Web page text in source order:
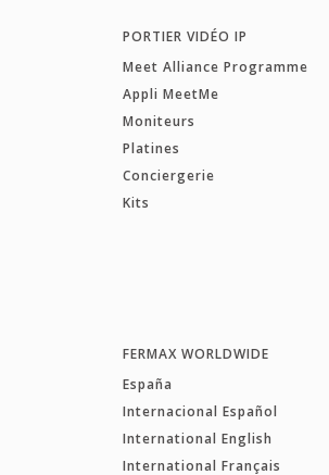
PORTIER VIDÉO IP
Meet Alliance Programme
Appli MeetMe
Moniteurs
Platines
Conciergerie
Kits
FERMAX WORLDWIDE
España
Internacional Español
International English
International Français